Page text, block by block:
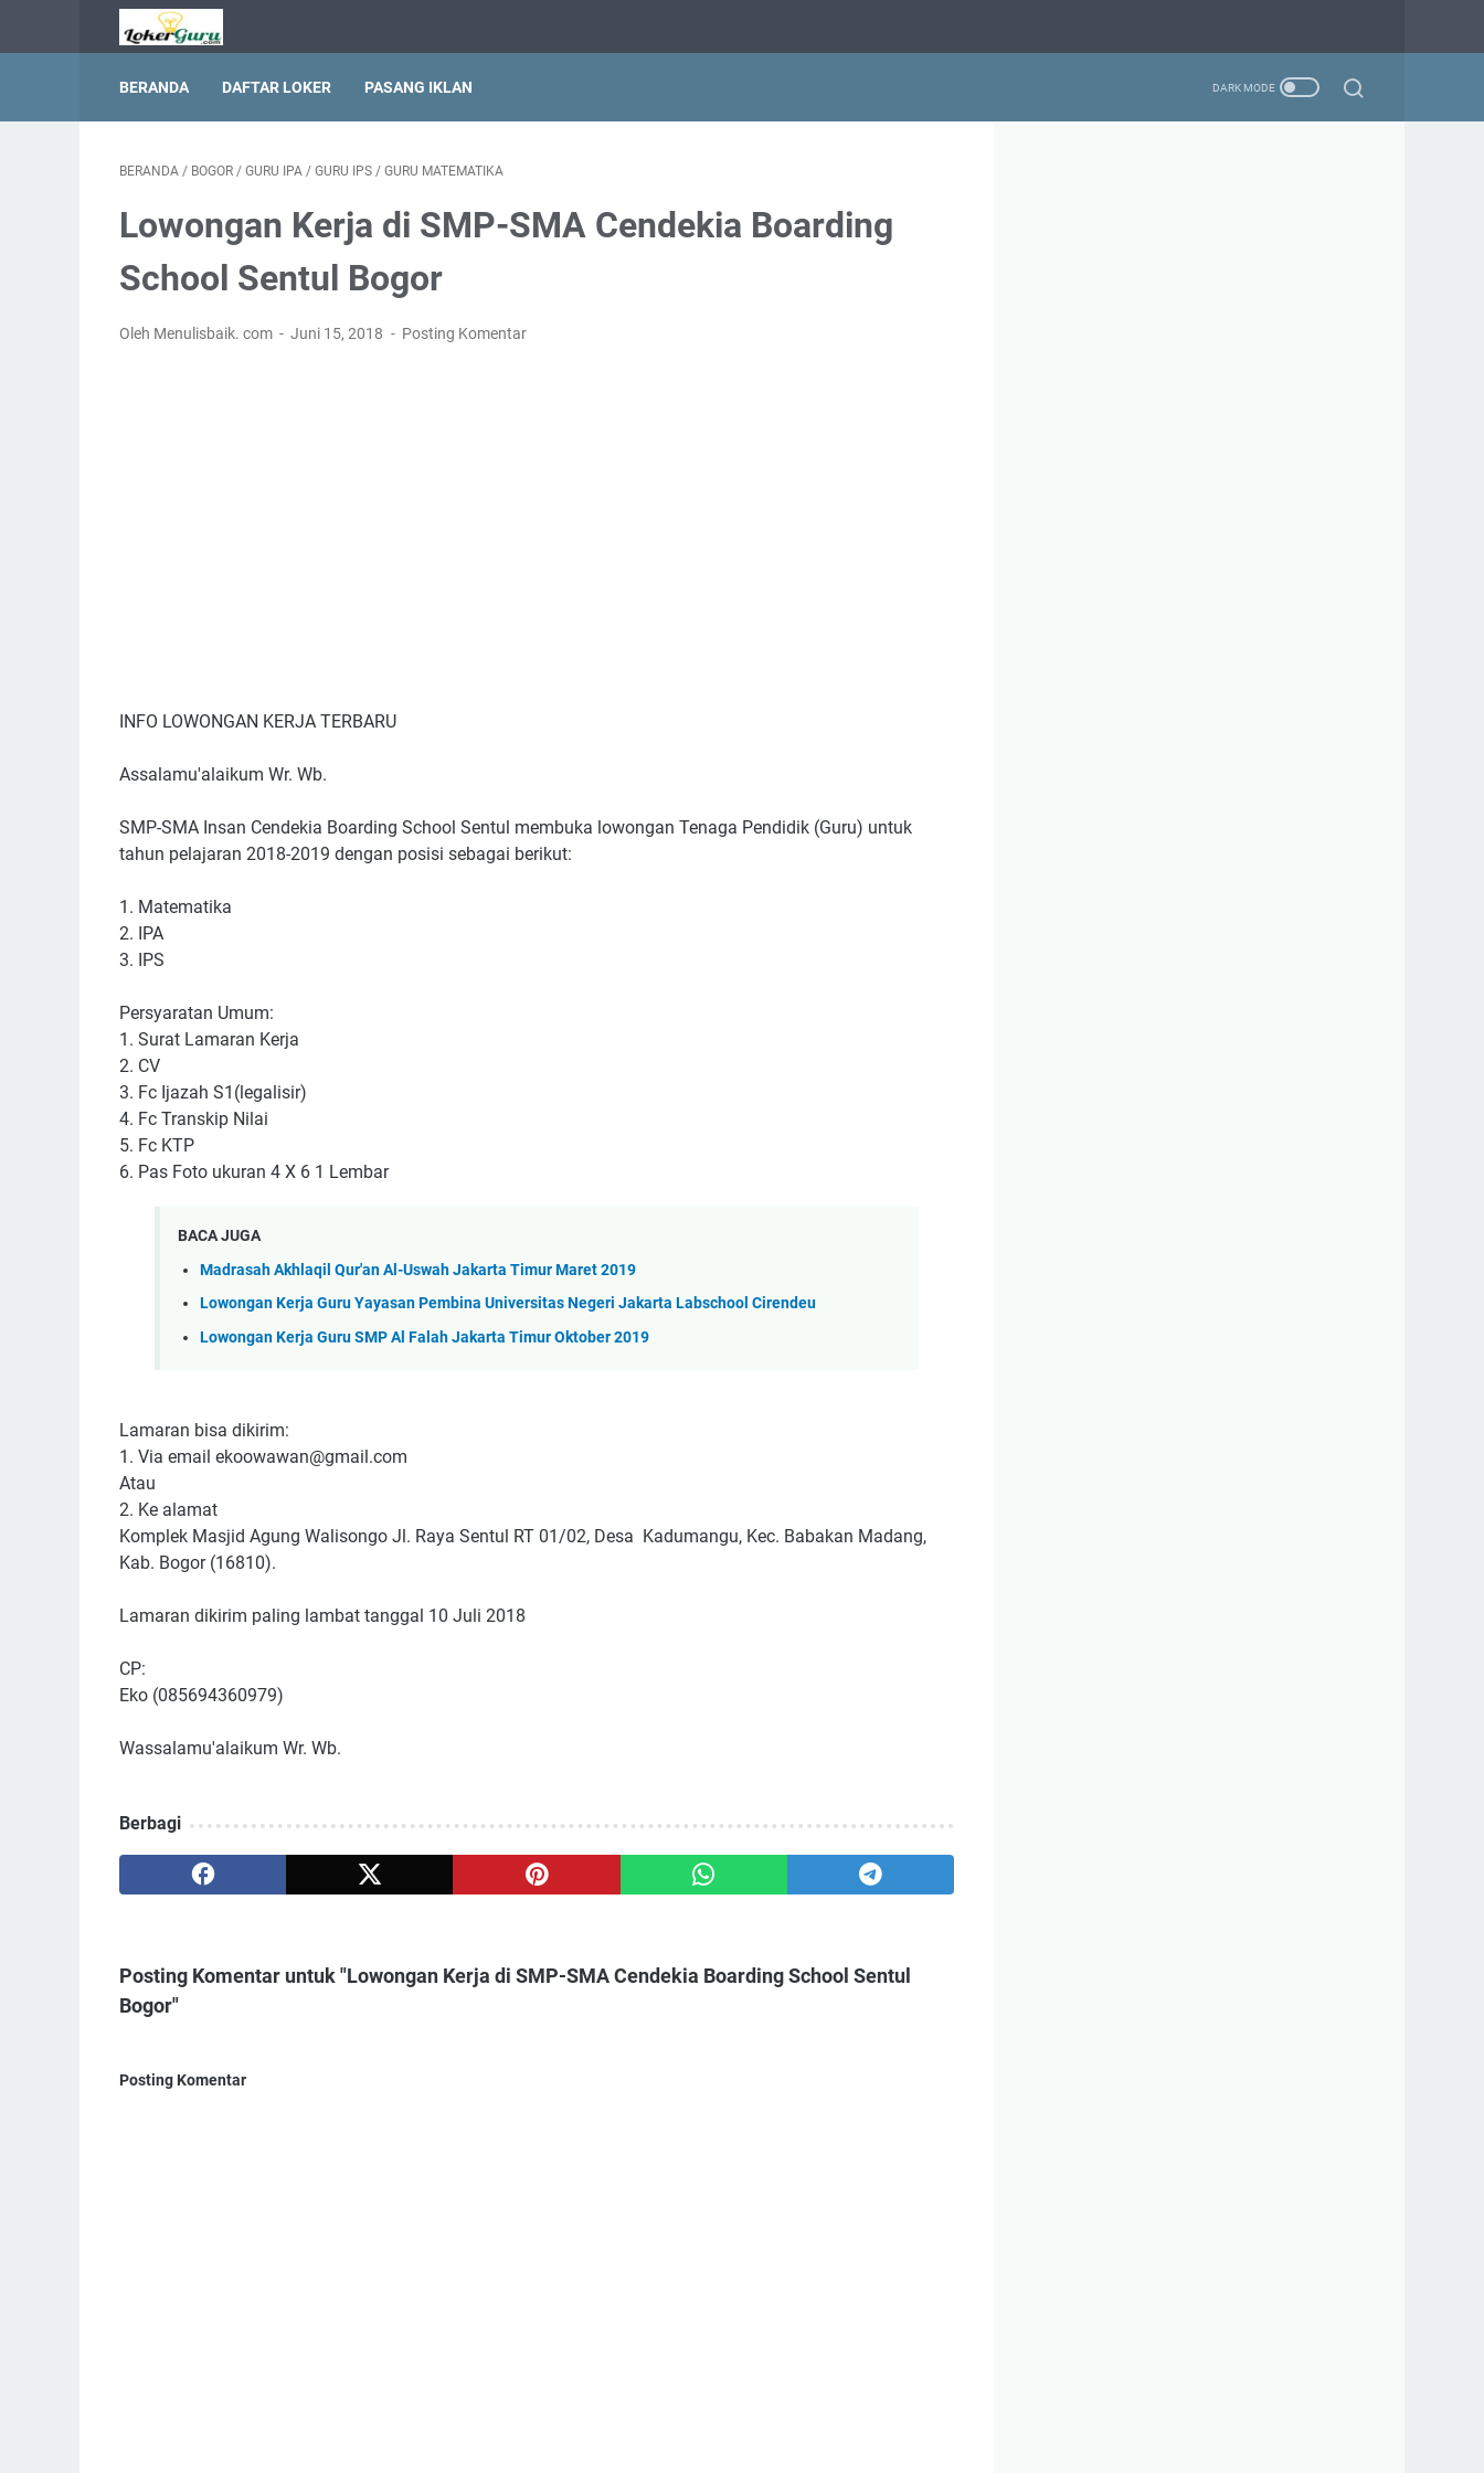
BERANDA DAFTAR LOKER PASANG IKLAN
BERANDA / BOGOR / GURU IPA / GURU IPS / GURU MATEMATIKA
Lowongan Kerja di SMP-SMA Cendekia Boarding
School Sentul Bogor
Oleh Menulisbaik. com Juni 15, 2018 Posting Komentar
INFO LOWONGAN KERJA TERBARU
Assalamu'alaikum Wr. Wb.
SMP-SMA Insan Cendekia Boarding School Sentul membuka lowongan Tenaga Pendidik (Guru) untuk
tahun pelajaran 2018-2019 dengan posisi sebagai berikut:
1. Matematika
2. IPA
3. IPS
Persyaratan Umum:
1. Surat Lamaran Kerja
2. CV
3. Fc Ijazah S1(legalisir)
4. Fc Transkip Nilai
5. Fc KTP
6. Pas Foto ukuran 4 X 6 1 Lembar
BACA JUGA
Madrasah Akhlaqil Qur'an Al-Uswah Jakarta Timur Maret 2019
Lowongan Kerja Guru Yayasan Pembina Universitas Negeri Jakarta Labschool Cirendeu
Lowongan Kerja Guru SMP Al Falah Jakarta Timur Oktober 2019
Lamaran bisa dikirim:
1. Via email ekoowawan@gmail.com
Atau
2. Ke alamat
Komplek Masjid Agung Walisongo Jl. Raya Sentul RT 01/02, Desa Kadumangu, Kec. Babakan Madang,
Kab. Bogor (16810).
Lamaran dikirim paling lambat tanggal 10 Juli 2018
CP:
Eko (085694360979)
Wassalamu'alaikum Wr. Wb.
Berbagi
Posting Komentar untuk "Lowongan Kerja di SMP-SMA Cendekia Boarding School Sentul
Bogor"
Posting Komentar